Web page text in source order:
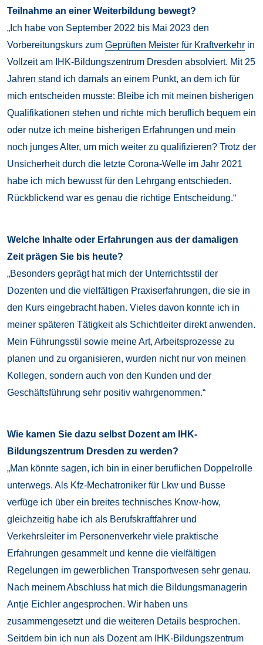
Teilnahme an einer Weiterbildung bewegt?
„Ich habe von September 2022 bis Mai 2023 den
Vorbereitungskurs zum Geprüften Meister für Kraftverkehr in
Vollzeit am IHK-Bildungszentrum Dresden absolviert. Mit 25
Jahren stand ich damals an einem Punkt, an dem ich für
mich entscheiden musste: Bleibe ich mit meinen bisherigen
Qualifikationen stehen und richte mich beruflich bequem ein
oder nutze ich meine bisherigen Erfahrungen und mein
noch junges Alter, um mich weiter zu qualifizieren? Trotz der
Unsicherheit durch die letzte Corona-Welle im Jahr 2021
habe ich mich bewusst für den Lehrgang entschieden.
Rückblickend war es genau die richtige Entscheidung.“
Welche Inhalte oder Erfahrungen aus der damaligen
Zeit prägen Sie bis heute?
„Besonders geprägt hat mich der Unterrichtsstil der
Dozenten und die vielfältigen Praxiserfahrungen, die sie in
den Kurs eingebracht haben. Vieles davon konnte ich in
meiner späteren Tätigkeit als Schichtleiter direkt anwenden.
Mein Führungsstil sowie meine Art, Arbeitsprozesse zu
planen und zu organisieren, wurden nicht nur von meinen
Kollegen, sondern auch von den Kunden und der
Geschäftsführung sehr positiv wahrgenommen.“
Wie kamen Sie dazu selbst Dozent am IHK-
Bildungszentrum Dresden zu werden?
„Man könnte sagen, ich bin in einer beruflichen Doppelrolle
unterwegs. Als Kfz-Mechatroniker für Lkw und Busse
verfüge ich über ein breites technisches Know-how,
gleichzeitig habe ich als Berufskraftfahrer und
Verkehrsleiter im Personenverkehr viele praktische
Erfahrungen gesammelt und kenne die vielfältigen
Regelungen im gewerblichen Transportwesen sehr genau.
Nach meinem Abschluss hat mich die Bildungsmanagerin
Antje Eichler angesprochen. Wir haben uns
zusammengesetzt und die weiteren Details besprochen.
Seitdem bin ich nun als Dozent am IHK-Bildungszentrum